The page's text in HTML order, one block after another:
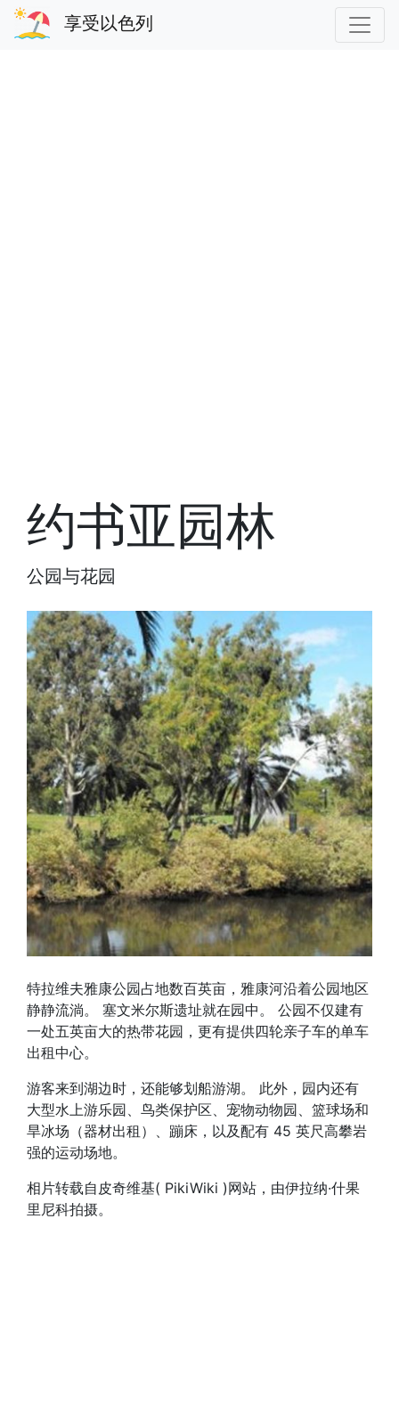
享受以色列
约书亚园林
公园与花园
特拉维夫雅康公园占地数百英亩，雅康河沿着公园地区
静静流淌。 塞文米尔斯遗址就在园中。 公园不仅建有
一处五英亩大的热带花园，更有提供四轮亲子车的单车
出租中心。
游客来到湖边时，还能够划船游湖。 此外，园内还有
大型水上游乐园、鸟类保护区、宠物动物园、篮球场和
旱冰场（器材出租）、蹦床，以及配有 45 英尺高攀岩
强的运动场地。
相片转载自皮奇维基( PikiWiki )网站，由伊拉纳·什果
里尼科拍摄。